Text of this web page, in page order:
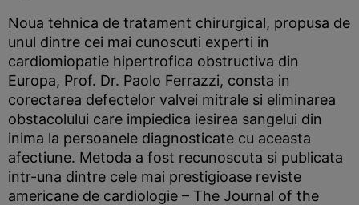
Noua tehnica de tratament chirurgical, propusa de
unul dintre cei mai cunoscuti experti in
cardiomiopatie hipertrofica obstructiva din
Europa, Prof. Dr. Paolo Ferrazzi, consta in
corectarea defectelor valvei mitrale si eliminarea
obstacolului care impiedica iesirea sangelui din
inima la persoanele diagnosticate cu aceasta
afectiune. Metoda a fost recunoscuta si publicata
intr-una dintre cele mai prestigioase reviste
americane de cardiologie – The Journal of the